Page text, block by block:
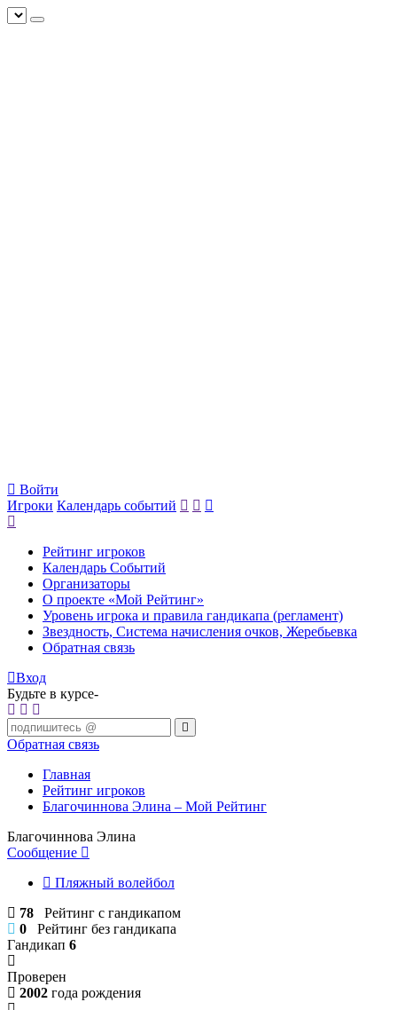
Войти
Игроки Календарь событий
Рейтинг игроков
Календарь Событий
Организаторы
О проекте «Мой Рейтинг»
Уровень игрока и правила гандикапа (регламент)
Звездность, Система начисления очков, Жеребьевка
Обратная связь
Вход
Будьте в курсе-
Обратная связь
Главная
Рейтинг игроков
Благочиннова Элина – Мой Рейтинг
Благочиннова Элина
Сообщение
Пляжный волейбол
78 Рейтинг с гандикапом
0 Рейтинг без гандикапа
Гандикап 6
Проверен
2002 года рождения